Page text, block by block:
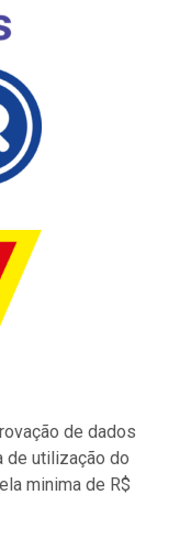
de dados
de utilização do
minima de R$